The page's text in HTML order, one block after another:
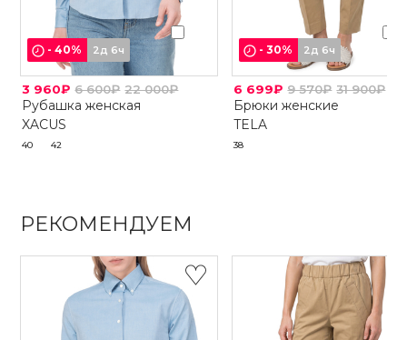
-40% 2д 6ч
3 960₽ 6 600₽ 22 000₽
Рубашка женская
XACUS
40 42
-30% 2д 6ч
6 699₽ 9 570₽ 31 900₽
Брюки женские
TELA
38
РЕКОМЕНДУЕМ